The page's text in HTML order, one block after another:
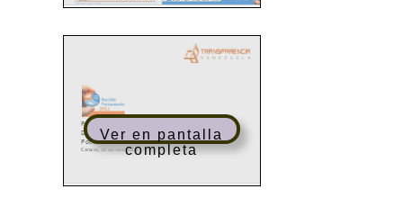
Ver en pantalla
completa